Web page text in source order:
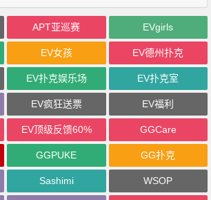
APT亚巡赛 EVgirls
EV女孩 EV德州扑克
EV扑克娱乐场 EV扑克室
EV疯狂送票 EV福利
EV顶级反馈60% GGCare
GGPUKE GG扑克
Sashimi WSOP